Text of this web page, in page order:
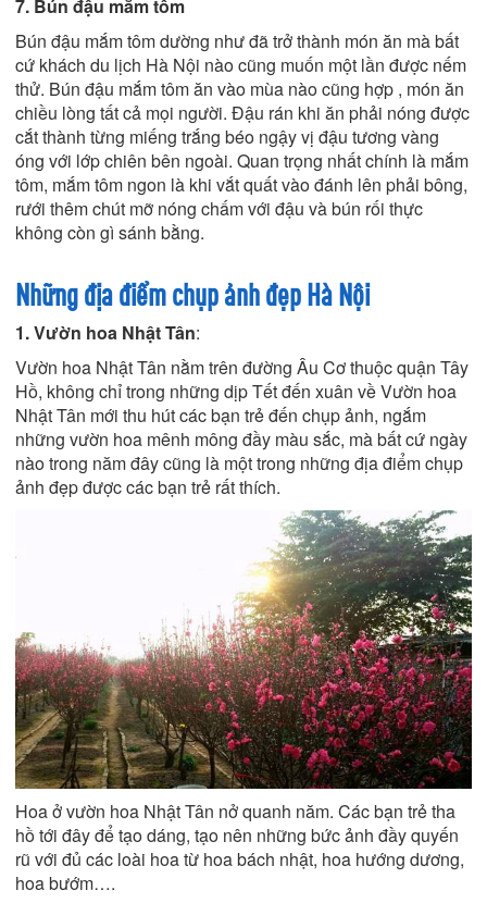
7. Bún đậu mắm tôm
Bún đậu mắm tôm dường như đã trở thành món ăn mà bất
cứ khách du lịch Hà Nội nào cũng muốn một lần được nếm
thử. Bún đậu mắm tôm ăn vào mùa nào cũng hợp , món ăn
chiều lòng tất cả mọi người. Đậu rán khi ăn phải nóng được
cắt thành từng miếng trắng béo ngậy vị đậu tương vàng
óng với lớp chiên bên ngoài. Quan trọng nhất chính là mắm
tôm, mắm tôm ngon là khi vắt quất vào đánh lên phải bông,
rưới thêm chút mỡ nóng chấm với đậu và bún rối thực
không còn gì sánh bằng.
Những địa điểm chụp ảnh đẹp Hà Nội
1. Vườn hoa Nhật Tân:
Vườn hoa Nhật Tân nằm trên đường Âu Cơ thuộc quận Tây
Hồ, không chỉ trong những dịp Tết đến xuân về Vườn hoa
Nhật Tân mới thu hút các bạn trẻ đến chụp ảnh, ngắm
những vườn hoa mênh mông đầy màu sắc, mà bất cứ ngày
nào trong năm đây cũng là một trong những địa điểm chụp
ảnh đẹp được các bạn trẻ rất thích.
Hoa ở vườn hoa Nhật Tân nở quanh năm. Các bạn trẻ tha
hồ tới đây để tạo dáng, tạo nên những bức ảnh đầy quyến
rũ với đủ các loài hoa từ hoa bách nhật, hoa hướng dương,
hoa bướm….